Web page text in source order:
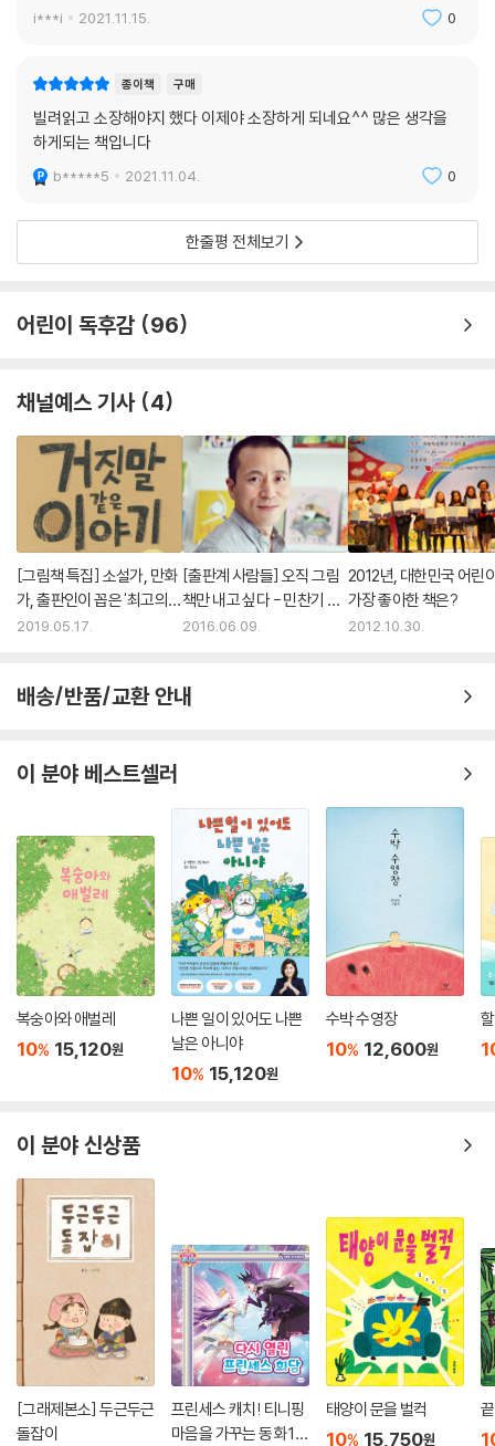
2004년 『팥죽할멈과 호랑이』(웅진주니어)가 픽션 부문, 『지하철은 달려
마주)이 픽션 부문, 2009년 『미술관에서 만난 수학』(여원미디어)이 논픽
션 부문, 2010년 『돌로 지은 절 석굴암』(웅진주니어)이 픽션 부문에서 우
수상을 수상하며, 한국 그림책에 대한 세계 출판인들의 인식을 서서히 바
꾸었다. 그리고 올해 『거짓말 같은 이야기』가 논픽션 부문에서 우수상을
다. 올해 볼로냐 국제 어린이 도서전은 3월 28일부터 31일까지 이탈리아
i***i 2021.11.15. 0
종이책 구매
빌려읽고 소장해야지 했다 이제야 소장하게 되네요^^ 많은 생각을
하게되는 책입니다
b*****5 2021.11.04. 0
한줄평 전체보기
어린이 독후감 96
채널예스 기사 4
[그림책 특집] 소설가, 만화
가, 출판인이 꼽은 '최고의
그림책'
2019.05.17.
[출판계 사람들] 오직 그림
책만 내고 싶다 - 민찬기 그
림책공작소 대표
2016.06.09.
2012년, 대한민국 어린
가장 좋아한 책은?
2012.10.30.
배송/반품/교환 안내
이 분야 베스트셀러
복숭아와 애벌레
10% 15,120원
나쁜 일이 있어도 나쁜
날은 아니야
10% 15,120원
수박 수영장
10% 12,600원
이 분야 신상품
[그래제본소] 두근두근
돌잡이
프린세스 캐치! 티니핑
마음을 가꾸는 동화 10
태양이 문을 벌컥
10% 15,750원